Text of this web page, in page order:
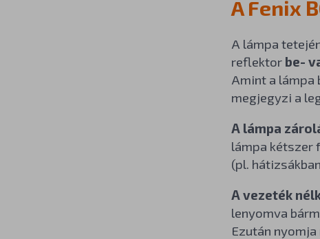
A Fenix
A lámpa
reflektor be-
Amint a
megjegyzi a
A lámpa
lámpa kétszer
(pl.
A vezeték
lenyomva
Ezután